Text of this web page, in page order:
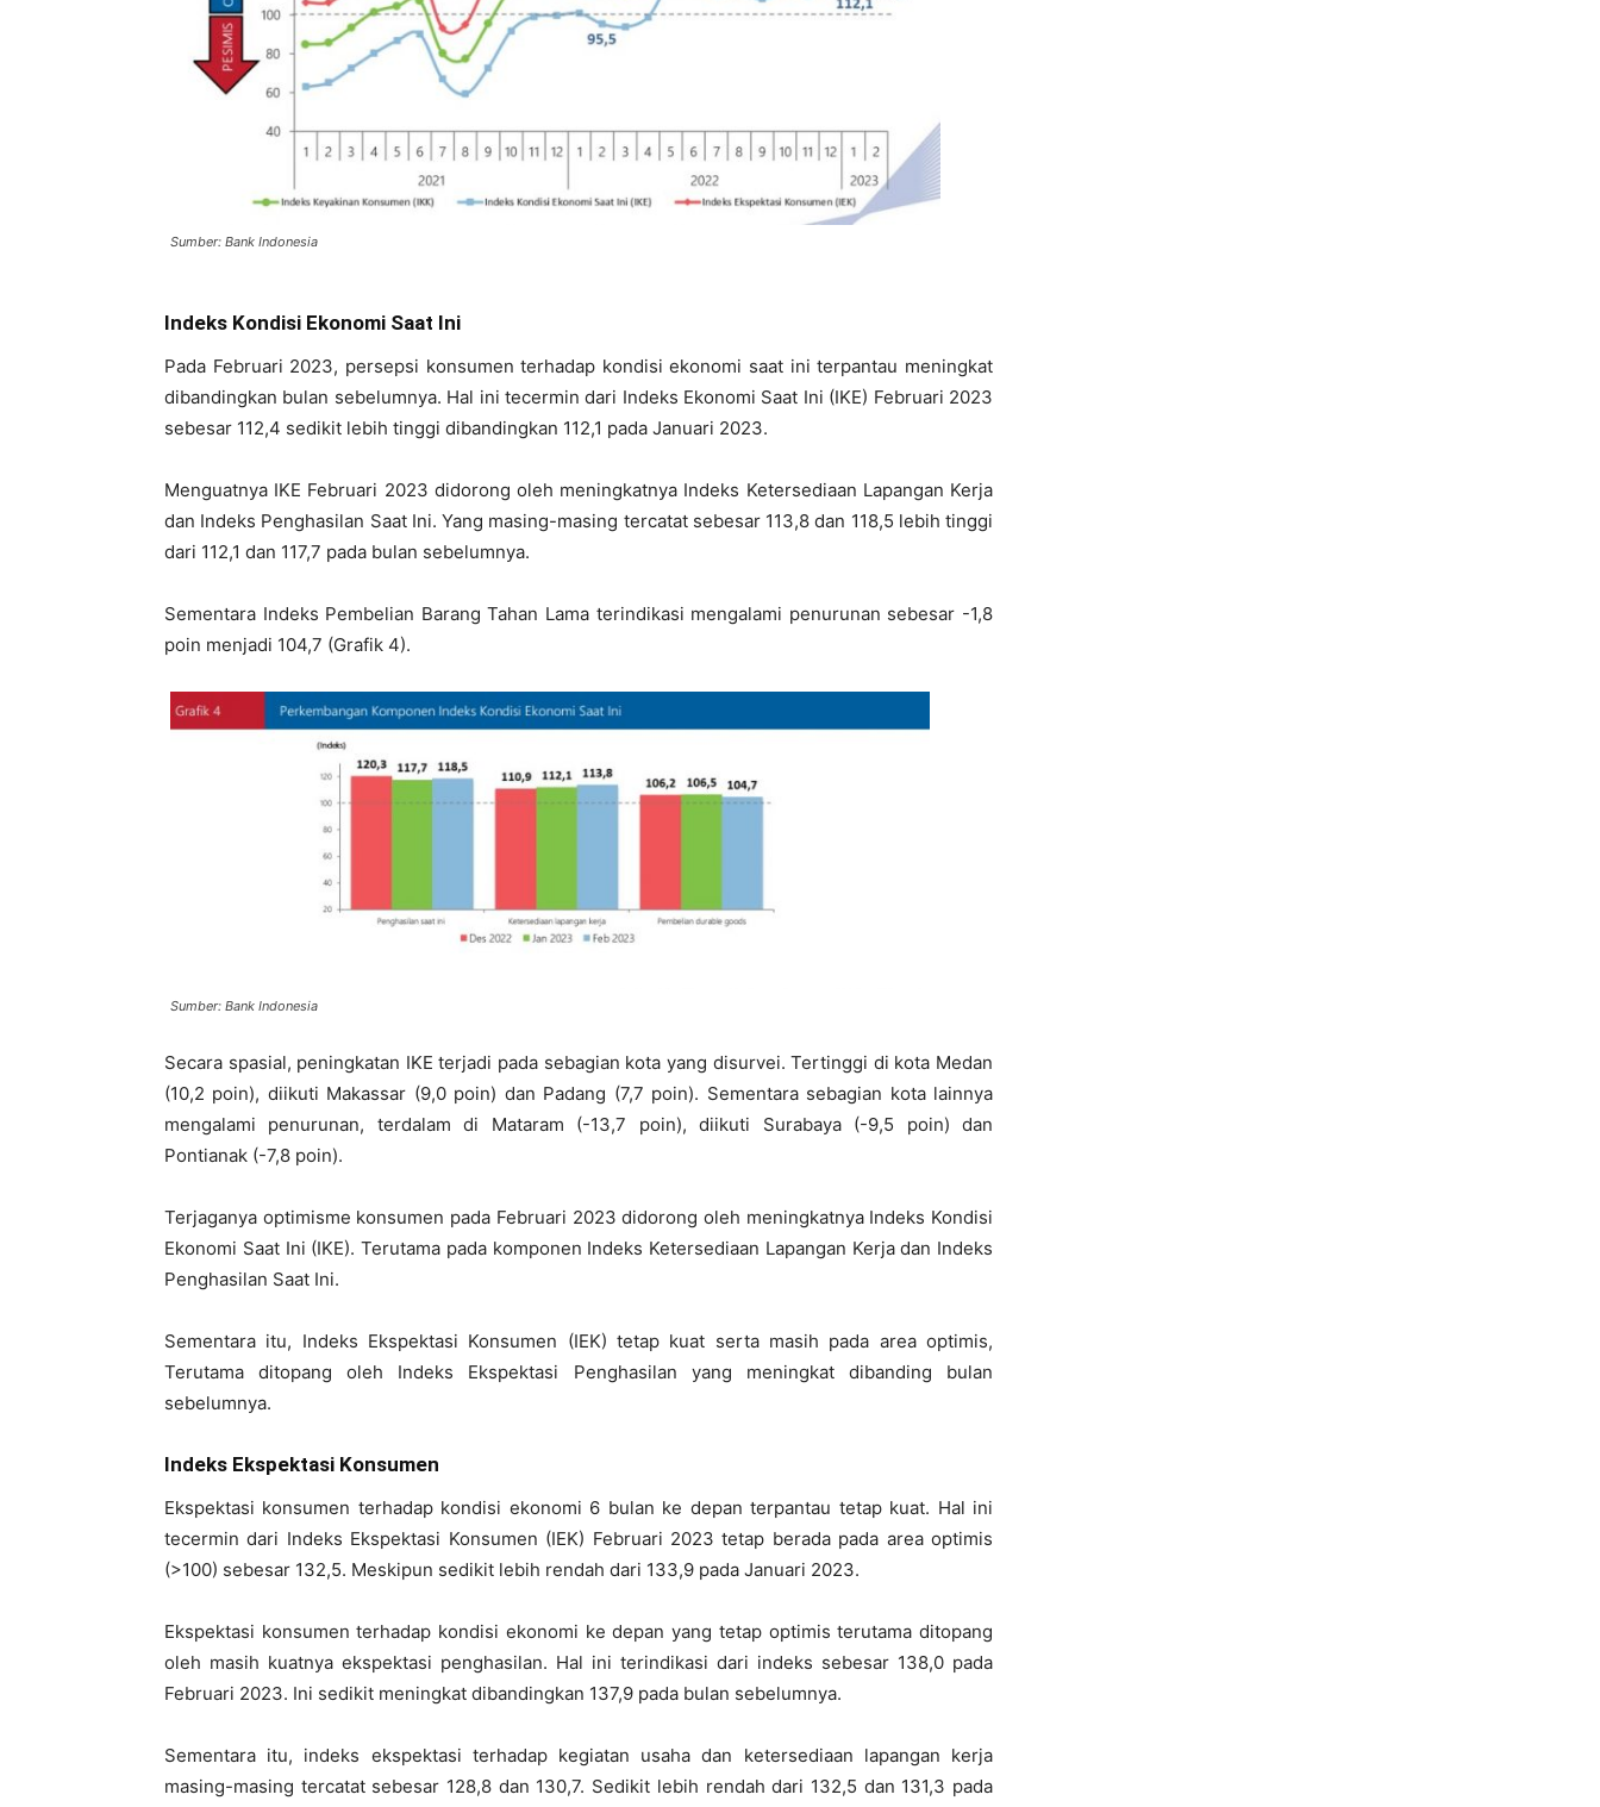
Sumber: Bank Indonesia
Indeks Kondisi Ekonomi Saat Ini
Pada Februari 2023, persepsi konsumen terhadap kondisi ekonomi saat ini terpantau meningkat
dibandingkan bulan sebelumnya. Hal ini tecermin dari Indeks Ekonomi Saat Ini (IKE) Februari 2023
sebesar 112,4 sedikit lebih tinggi dibandingkan 112,1 pada Januari 2023.
Menguatnya IKE Februari 2023 didorong oleh meningkatnya Indeks Ketersediaan Lapangan Kerja
dan Indeks Penghasilan Saat Ini. Yang masing-masing tercatat sebesar 113,8 dan 118,5 lebih tinggi
dari 112,1 dan 117,7 pada bulan sebelumnya.
Sementara Indeks Pembelian Barang Tahan Lama terindikasi mengalami penurunan sebesar -1,8
poin menjadi 104,7 (Grafik 4).
Sumber: Bank Indonesia
Secara spasial, peningkatan IKE terjadi pada sebagian kota yang disurvei. Tertinggi di kota Medan
(10,2 poin), diikuti Makassar (9,0 poin) dan Padang (7,7 poin). Sementara sebagian kota lainnya
mengalami penurunan, terdalam di Mataram (-13,7 poin), diikuti Surabaya (-9,5 poin) dan
Pontianak (-7,8 poin).
Terjaganya optimisme konsumen pada Februari 2023 didorong oleh meningkatnya Indeks Kondisi
Ekonomi Saat Ini (IKE). Terutama pada komponen Indeks Ketersediaan Lapangan Kerja dan Indeks
Penghasilan Saat Ini.
Sementara itu, Indeks Ekspektasi Konsumen (IEK) tetap kuat serta masih pada area optimis,
Terutama ditopang oleh Indeks Ekspektasi Penghasilan yang meningkat dibanding bulan
sebelumnya.
Indeks Ekspektasi Konsumen
Ekspektasi konsumen terhadap kondisi ekonomi 6 bulan ke depan terpantau tetap kuat. Hal ini
tecermin dari Indeks Ekspektasi Konsumen (IEK) Februari 2023 tetap berada pada area optimis
(>100) sebesar 132,5. Meskipun sedikit lebih rendah dari 133,9 pada Januari 2023.
Ekspektasi konsumen terhadap kondisi ekonomi ke depan yang tetap optimis terutama ditopang
oleh masih kuatnya ekspektasi penghasilan. Hal ini terindikasi dari indeks sebesar 138,0 pada
Februari 2023. Ini sedikit meningkat dibandingkan 137,9 pada bulan sebelumnya.
Sementara itu, indeks ekspektasi terhadap kegiatan usaha dan ketersediaan lapangan kerja
masing-masing tercatat sebesar 128,8 dan 130,7. Sedikit lebih rendah dari 132,5 dan 131,3 pada